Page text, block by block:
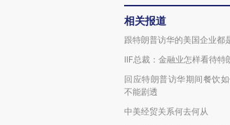
相关报道
跟特朗普访华的美国企业都
IIF总裁：金融业怎样看待特
回应特朗普访华期间餐饮
不能剧透
中美经贸关系何去何从